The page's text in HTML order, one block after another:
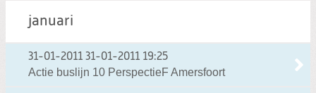
januari
31-01-2011 31-01-2011 19:25
Actie buslijn 10 PerspectieF Amersfoort